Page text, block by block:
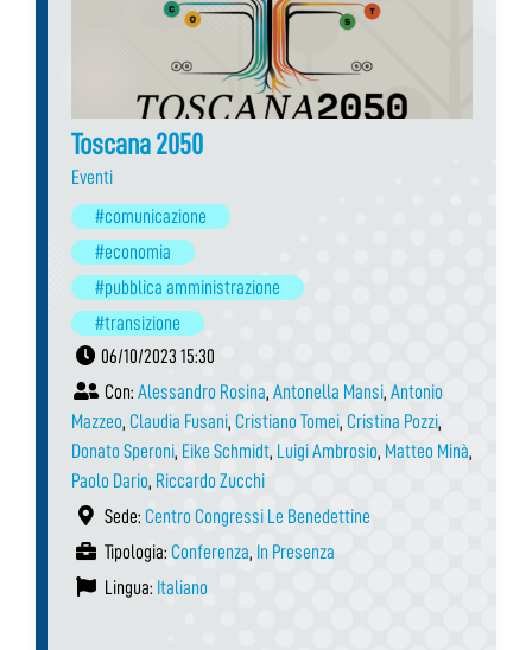
Toscana 2050
Eventi
#comunicazione
#economia
#pubblica amministrazione
#transizione
06/10/2023 15:30
Con: Alessandro Rosina, Antonella Mansi, Antonio
Mazzeo, Claudia Fusani, Cristiano Tomei, Cristina Pozzi,
Donato Speroni, Eike Schmidt, Luigi Ambrosio, Matteo Minà,
Paolo Dario, Riccardo Zucchi
Sede: Centro Congressi Le Benedettine
Tipologia: Conferenza, In Presenza
Lingua: Italiano